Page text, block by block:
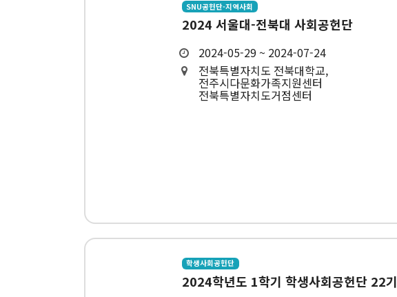
SNU공헌단-지역사회
2024 서울대-전북대 사회공헌단
2024-05-29 ~ 2024-07-24
전북특별자치도 전북대학교,
전주시다문화가족지원센터
전북특별자치도거점센터
학생사회공헌단
2024학년도 1학기 학생사회공헌단 22기